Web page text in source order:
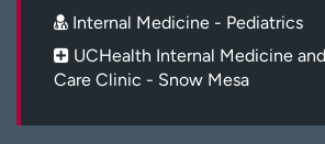
Inicie sesión en My Health Connection
Internal Medicine - Pediatrics
UCHealth Internal Medicine
Care Clinic - Snow Mesa